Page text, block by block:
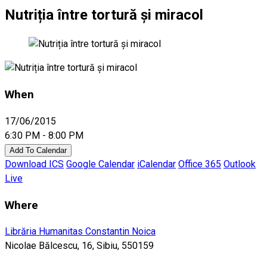
Nutriția între tortură și miracol
When
17/06/2015
6:30 PM - 8:00 PM
Add To Calendar
Download ICS Google Calendar iCalendar Office 365 Outlook
Live
Where
Librăria Humanitas Constantin Noica
Nicolae Bălcescu, 16, Sibiu, 550159